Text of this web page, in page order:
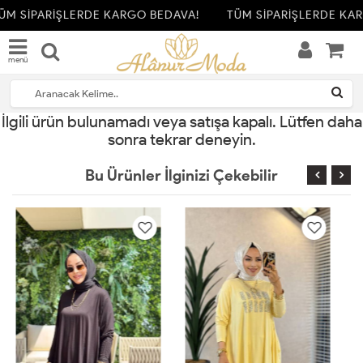
SİPARİŞLERDE KARGO BEDAVA! TÜM SİPARİŞLERDE
menü
İlgili ürün bulunamadı veya satışa kapalı. Lütfen daha
sonra tekrar deneyin.
Bu Ürünler İlginizi Çekebilir